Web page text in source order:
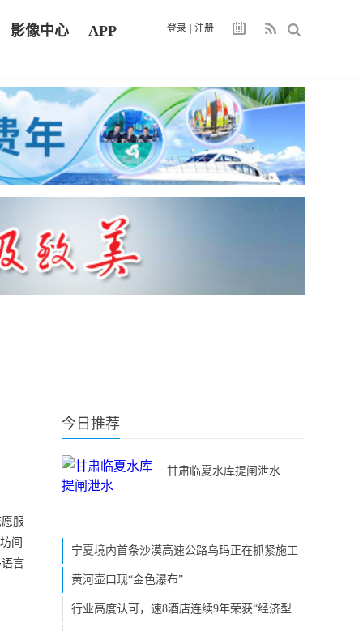
登录 注册
影像中心 APP
服
间
言
今日推荐
甘肃临夏水库提闸泄水
宁夏境内首条沙漠高速公路乌玛正在抓紧施工
黄河壶口现“金色瀑布”
行业高度认可，速8酒店连续9年荣获“经济型